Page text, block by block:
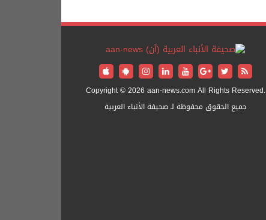
Copyright © 2026 aan-news.com All Rights Reserved.
جميع الحقوق محفوظة لـ صحيفة الأنباء العربية